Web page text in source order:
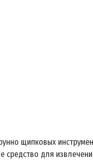
щипковых
средство для